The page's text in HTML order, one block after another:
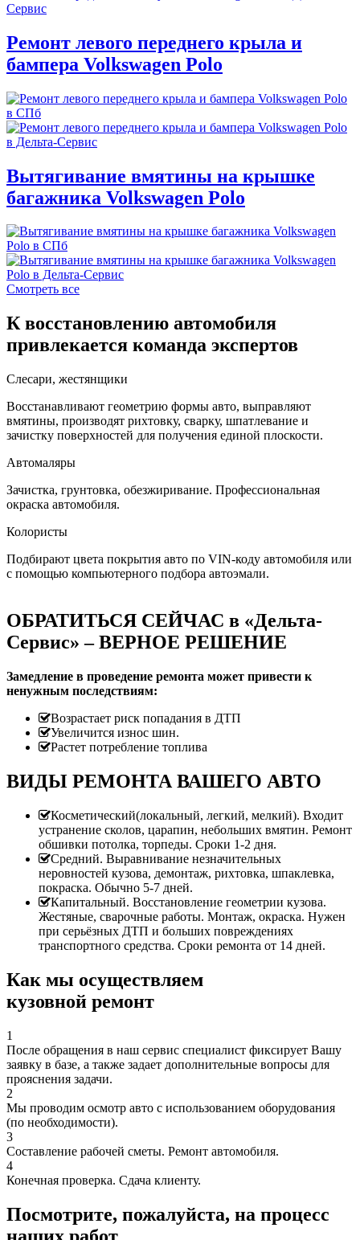
Ремонт левого переднего крыла и
бампера Volkswagen Polo
Вытягивание вмятины на крышке
багажника Volkswagen Polo
Смотреть все
К восстановлению автомобиля
привлекается команда экспертов
Слесари, жестянщики
Восстанавливают геометрию формы авто, выправляют
вмятины, производят рихтовку, сварку, шпатлевание и
зачистку поверхностей для получения единой плоскости.
Автомаляры
Зачистка, грунтовка, обезжиривание. Профессиональная
окраска автомобиля.
Колористы
Подбирают цвета покрытия авто по VIN-коду автомобиля или
с помощью компьютерного подбора автоэмали.
ОБРАТИТЬСЯ СЕЙЧАС в «Дельта-
Сервис» – ВЕРНОЕ РЕШЕНИЕ
Замедление в проведение ремонта может привести к
ненужным последствиям:
Возрастает риск попадания в ДТП
Увеличится износ шин.
Растет потребление топлива
ВИДЫ РЕМОНТА ВАШЕГО АВТО
Косметический(локальный, легкий, мелкий). Входит
устранение сколов, царапин, небольших вмятин. Ремонт
обшивки потолка, торпеды. Сроки 1-2 дня.
Средний. Выравнивание незначительных
неровностей кузова, демонтаж, рихтовка, шпаклевка,
покраска. Обычно 5-7 дней.
Капитальный. Восстановление геометрии кузова.
Жестяные, сварочные работы. Монтаж, окраска. Нужен
при серьёзных ДТП и больших повреждениях
транспортного средства. Сроки ремонта от 14 дней.
Как мы осуществляем
кузовной ремонт
1
После обращения в наш сервис специалист фиксирует Вашу
заявку в базе, а также задает дополнительные вопросы для
прояснения задачи.
2
Мы проводим осмотр авто с использованием оборудования
(по необходимости).
3
Составление рабочей сметы. Ремонт автомобиля.
4
Конечная проверка. Сдача клиенту.
Посмотрите, пожалуйста, на процесс
наших работ